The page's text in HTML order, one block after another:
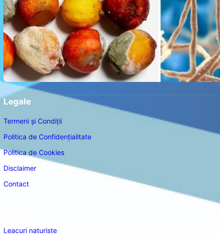
Legale
Termeni și Condiții
Politica de Confidențialitate
Politica de Cookies
Disclaimer
Contact
Leacuri naturiste